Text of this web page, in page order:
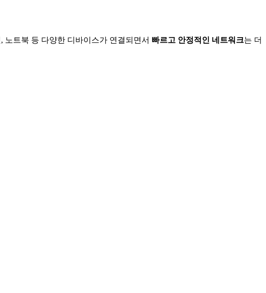
트북 등 다양한 디바이스가 연결되면서 빠르고 안정적인 네트워크는 더